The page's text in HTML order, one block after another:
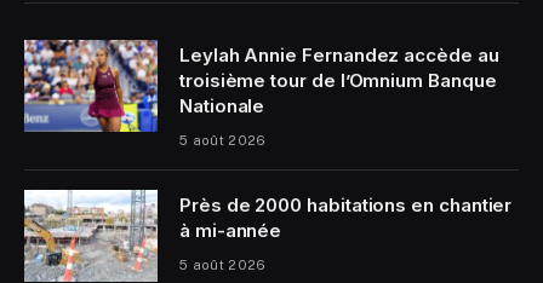
Leylah Annie Fernandez accède au
troisième tour de l’Omnium Banque
Nationale
5 août 2026
Près de 2000 habitations en chantier
à mi-année
5 août 2026